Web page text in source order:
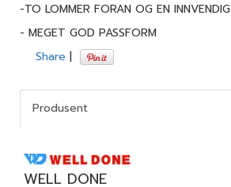
-TO LOMMER FORAN OG EN INNVENDIG
- MEGET GOD PASSFORM
Share |
Produsent
WELL DONE